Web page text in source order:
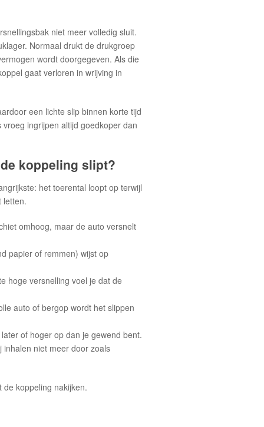
niet meer volledig sluit.
Normaal drukt de drukgroep
wordt doorgegeven. Als die
gaat verloren in wrijving in
een lichte slip binnen korte tijd
ingrijpen altijd goedkoper dan
koppeling slipt?
het toerental loopt op terwijl
letten.
omhoog, maar de auto versnelt
papier of remmen) wijst op
hoge versnelling voel je dat de
auto of bergop wordt het slippen
of hoger op dan je gewend bent.
niet meer door zoals
koppeling nakijken.